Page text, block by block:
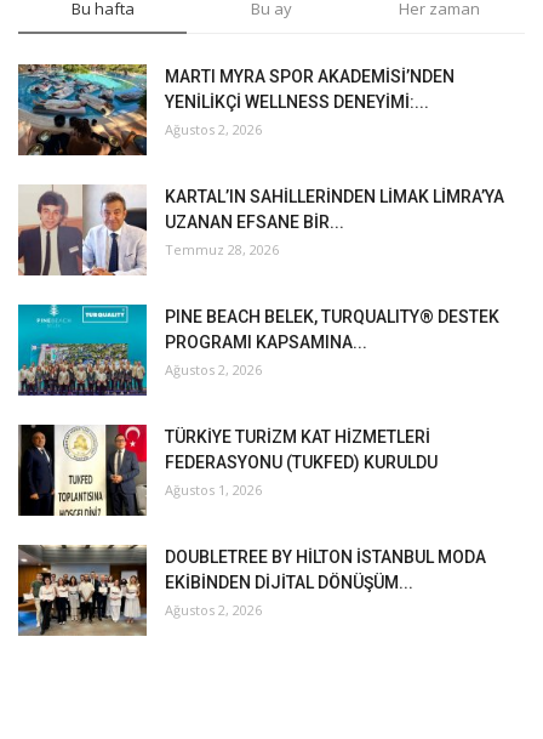
Bu hafta Bu ay Her zaman
MARTI MYRA SPOR AKADEMİSİ’NDEN
YENİLİKÇİ WELLNESS DENEYİMİ:...
Ağustos 2, 2026
KARTAL’IN SAHİLLERİNDEN LİMAK LİMRA’YA
UZANAN EFSANE BİR...
Temmuz 28, 2026
PINE BEACH BELEK, TURQUALITY® DESTEK
PROGRAMI KAPSAMINA...
Ağustos 2, 2026
TÜRKİYE TURİZM KAT HİZMETLERİ
FEDERASYONU (TUKFED) KURULDU
Ağustos 1, 2026
DOUBLETREE BY HİLTON İSTANBUL MODA
EKİBİNDEN DİJİTAL DÖNÜŞÜM...
Ağustos 2, 2026